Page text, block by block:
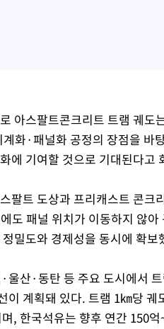
아스팔트콘크리트 트램 궤
화·패널화 공정의 장점을 바
에 기여할 것으로 기대된다고
팔트 도상과 프리캐스트 콘
도 패널 위치가 이동하지 않
밀도와 경제성을 동시에 확보
울산·동탄 등 주요 도시에서
이 계획돼 있다. 트램 1㎞당
, 한국석유는 향후 연간 150